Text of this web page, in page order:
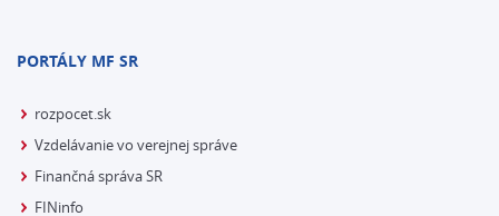
PORTÁLY MF SR
rozpocet.sk
Vzdelávanie vo verejnej správe
Finančná správa SR
FINinfo